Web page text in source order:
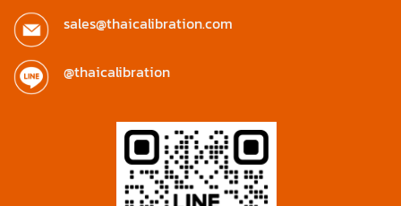
sales@thaicalibration.com
@thaicalibration